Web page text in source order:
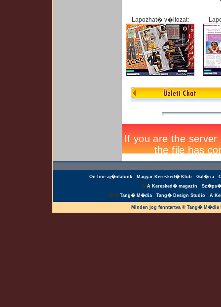
Lapozhat� v�ltozat:
On-line aj�nlatunk Magyar Keresked� Klub Gal�ria
�A Keresked� magazin
��Tang� M�dia Tang� Design Studio A
Minden jog fenntartva © Tang�